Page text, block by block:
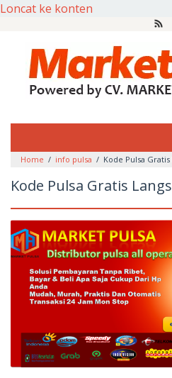
Loncat ke konten
Home / info pulsa / Kode Pulsa
Kode Pulsa Gratis